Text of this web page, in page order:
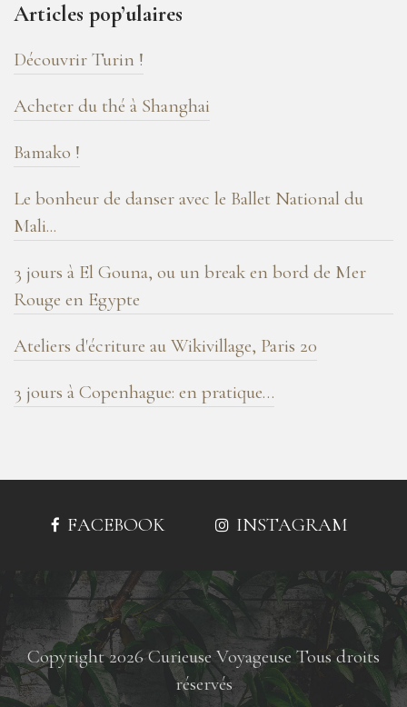
de
blog
!
Articles pop’ulaires
Découvrir Turin !
Acheter du thé à Shanghai
Bamako !
Le bonheur de danser avec le Ballet National du
Mali...
3 jours à El Gouna, ou un break en bord de Mer
Rouge en Egypte
Ateliers d'écriture au Wikivillage, Paris 20
3 jours à Copenhague: en pratique…
FACEBOOK INSTAGRAM
Copyright 2026 Curieuse Voyageuse Tous droits
réservés